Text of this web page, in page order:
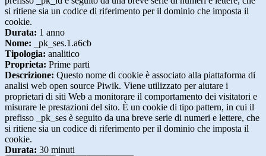
si ritiene sia un codice di riferimento per il dominio che imposta il
cookie.
Durata: 1 anno
Nome: _pk_ses.1.a6cb
Tipologia: analitico
Proprieta: Prime parti
Descrizione: Questo nome di cookie è associato alla piattaforma di
analisi web open source Piwik. Viene utilizzato per aiutare i
proprietari di siti Web a monitorare il comportamento dei visitatori e
misurare le prestazioni del sito. È un cookie di tipo pattern, in cui il
prefisso _pk_ses è seguito da una breve serie di numeri e lettere, che
si ritiene sia un codice di riferimento per il dominio che imposta il
cookie.
Durata: 30 minuti